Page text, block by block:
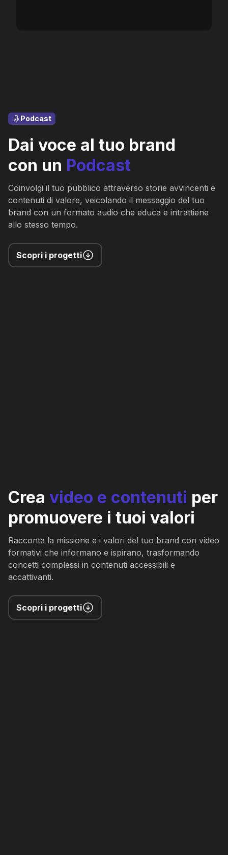
Podcast
Dai voce al tuo brand
con un Podcast
Coinvolgi il tuo pubblico attraverso storie avvincenti e
contenuti di valore, veicolando il messaggio del tuo
brand con un formato audio che educa e intrattiene
allo stesso tempo.
Scopri i progetti
Crea video e contenuti per
promuovere i tuoi valori
Racconta la missione e i valori del tuo brand con video
formativi che informano e ispirano, trasformando
concetti complessi in contenuti accessibili e
accattivanti.
Scopri i progetti